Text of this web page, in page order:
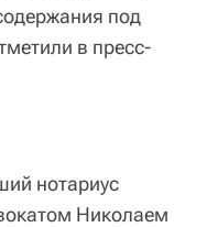
под
в пресс-
нотариус
Николаем